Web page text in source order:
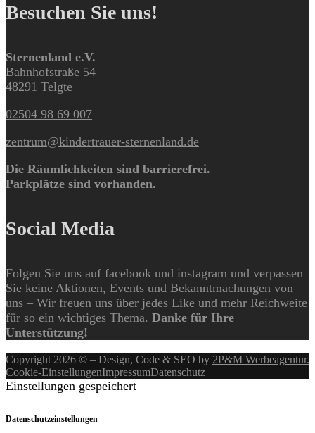
Besuchen Sie uns!
Sternenland e.V.
Bahnhofstraße 54
48291 Telgte
02504 98 69 007
zentrum@kindertrauer-sternenland.de
Die Räumlichkeiten sind barrierefrei.
Parkplätze sind vorhanden.
Social Media
Folgen Sie uns auf facebook und instagram und verpassen
Sie keine Aktionen, Events und Bekanntmachungen von
uns – Wir freuen uns über jedes Like und mehr Reichweite
für so ein wichtiges Thema. Danke für Ihre
Unterstützung!
Copyright 2026 © – Design, Code & SEO by 2P&M Werbeagentur.
Cookie-EinstellungenImpressumDatenschutz
Einstellungen gespeichert
Datenschutzeinstellungen